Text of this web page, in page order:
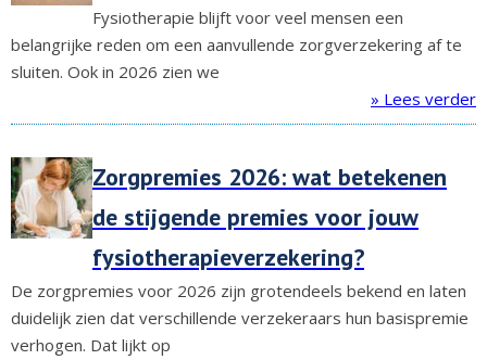
Fysiotherapie blijft voor veel mensen een
belangrijke reden om een aanvullende zorgverzekering af te
sluiten. Ook in 2026 zien we
» Lees verder
Zorgpremies 2026: wat betekenen
de stijgende premies voor jouw
fysiotherapieverzekering?
De zorgpremies voor 2026 zijn grotendeels bekend en laten
duidelijk zien dat verschillende verzekeraars hun basispremie
verhogen. Dat lijkt op